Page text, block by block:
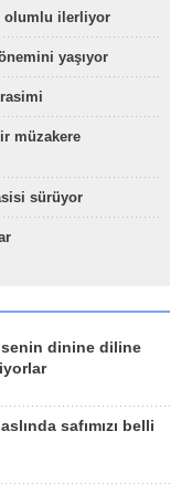
olumlu ilerliyor
yaşıyor
müzakere
sürüyor
dinine diline
safımızı belli